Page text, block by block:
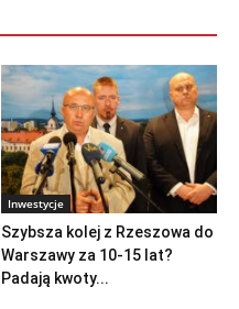
Inwestycje
Szybsza kolej z Rzeszowa do
Warszawy za 10-15 lat?
Padają kwoty...